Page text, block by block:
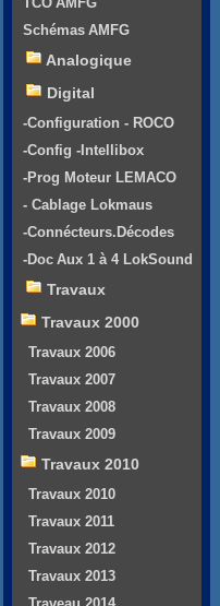
Schémas AMFG
Analogique
Digital
-Configuration - ROCO
-Config -Intellibox
-Prog Moteur LEMACO
- Cablage Lokmaus
-Connécteurs.Décodes
-Doc Aux 1 à 4 LokSound
Travaux
Travaux 2000
Travaux 2006
Travaux 2007
Travaux 2008
Travaux 2009
Travaux 2010
Travaux 2010
Travaux 2011
Travaux 2012
Travaux 2013